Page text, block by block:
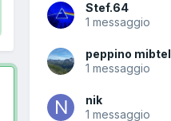
Stef.64
1 messaggio
peppino mibtel
1 messaggio
nik
1 messaggio